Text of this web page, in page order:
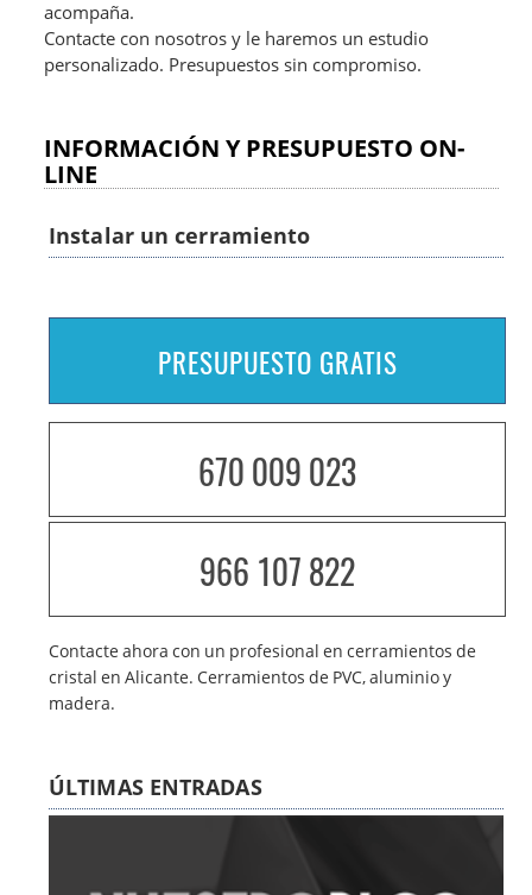
acompaña.
Contacte con nosotros y le haremos un estudio
personalizado. Presupuestos sin compromiso.
INFORMACIÓN Y PRESUPUESTO ON-
LINE
Instalar un cerramiento
PRESUPUESTO GRATIS
670 009 023
966 107 822
Contacte ahora con un profesional en cerramientos de
cristal en Alicante. Cerramientos de PVC, aluminio y
madera.
ÚLTIMAS ENTRADAS